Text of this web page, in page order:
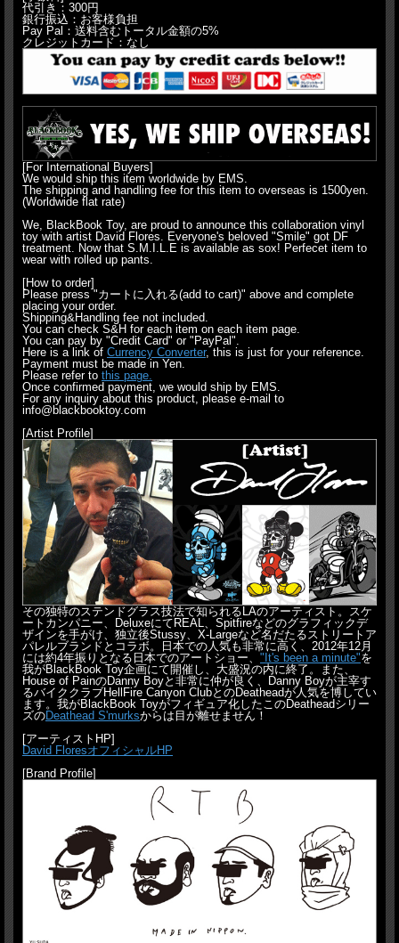
代引き：300円
銀行振込：お客様負担
Pay Pal：送料含むトータル金額の5%
クレジットカード：なし
[For International Buyers]
We would ship this item worldwide by EMS.
The shipping and handling fee for this item to overseas is 1500yen.
(Worldwide flat rate)
We, BlackBook Toy, are proud to announce this collaboration vinyl
toy with artist David Flores. Everyone's beloved "Smile" got DF
treatment. Now that S.M.I.L.E is available as sox! Perfecet item to
wear with rolled up pants.
[How to order]
Please press "カートに入れる(add to cart)" above and complete
placing your order.
Shipping&Handling fee not included.
You can check S&H for each item on each item page.
You can pay by "Credit Card" or "PayPal".
Here is a link of Currency Converter, this is just for your reference.
Payment must be made in Yen.
Please refer to this page.
Once confirmed payment, we would ship by EMS.
For any inquiry about this product, please e-mail to
info@blackbooktoy.com
[Artist Profile]
その独特のステンドグラス技法で知られるLAのアーティスト。スケ
ートカンパニー、DeluxeにてREAL、Spitfireなどのグラフィックデ
ザインを手がけ、独立後Stussy、X-Largeなど名だたるストリートア
パレルブランドとコラボ。日本での人気も非常に高く、2012年12月
には約4年振りとなる日本でのアートショー、 "It's been a minute"を
我がBlackBook Toy企画にて開催し、大盛況の内に終了。また、
House of PainのDanny Boyと非常に仲が良く、Danny Boyが主宰す
るバイククラブHellFire Canyon ClubとのDeatheadが人気を博してい
ます。我がBlackBook Toyがフィギュア化したこのDeatheadシリー
ズのDeathead S'murksからは目が離せません！
[アーティストHP]
David FloresオフィシャルHP
[Brand Profile]